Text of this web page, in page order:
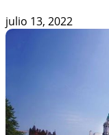
julio 13, 2022